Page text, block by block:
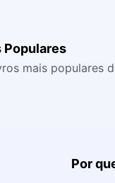
Populares
mais populares
Por